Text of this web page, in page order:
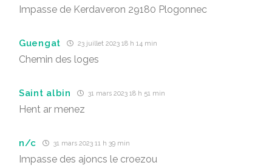
Impasse de Kerdaveron 29180 Plogonnec
Guengat 23 juillet 2023 18 h 14 min
Chemin des loges
Saint albin 31 mars 2023 18 h 51 min
Hent ar menez
n/c 31 mars 2023 11 h 39 min
Impasse des ajoncs le croezou